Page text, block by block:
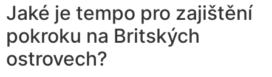
Jaké je tempo pro zajištění
pokroku na Britských
ostrovech?